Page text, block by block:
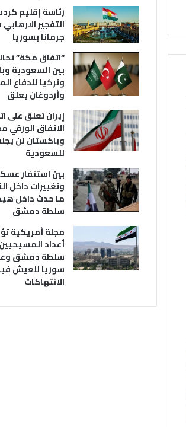
رئاسة إقليم
التفجير
جرمانا بسوريا
“اتفاق مكة”
بين السعودية
وتركيا للدفاع
وأردوغان يعلق
إيران تعلق على
الاتفاق الورقي
وباكستان لن
للسعودية
بين استنفار
وتغييرات داخل
ما حدث داخل
سلطة دمشق
مجلة أمريكية
أعداد
سلطة دمشق
سوريا للعيش
الانتهاكات